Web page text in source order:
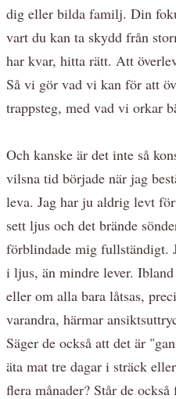
dig eller bilda familj. Din
vart du kan ta skydd från
har kvar, hitta rätt. Att
Så vi gör vad vi kan för att
trappsteg, med vad vi orkar
Och kanske är det inte så
vilsna tid började när jag
leva. Jag har ju aldrig levt
sett ljus och det brände
förblindade mig fullständigt.
i ljus, än mindre lever.
eller om alla bara låtsas,
varandra, härmar
Säger de också att det är
äta mat tre dagar i sträck
flera månader? Står de